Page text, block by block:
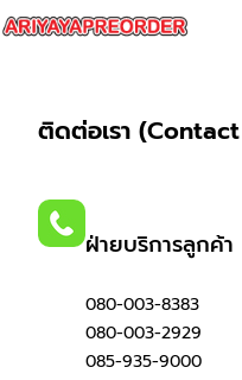
ติดต่อเรา
ฝ่ายบริการลูกค้า
080-003-8383
080-003-2929
085-935-9000